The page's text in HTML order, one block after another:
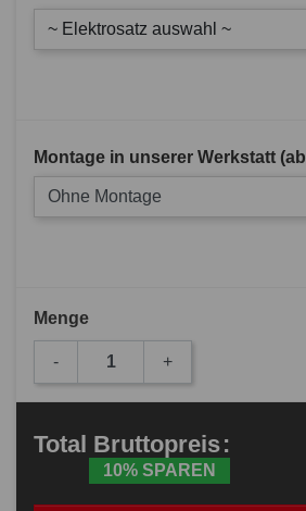
~ Elektrosatz auswahl ~
Montage in unserer Werkstatt (ab
Ohne Montage
Menge
- +
Total Bruttopreis:
10% SPAREN